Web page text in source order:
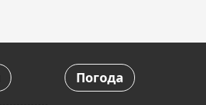
Погода